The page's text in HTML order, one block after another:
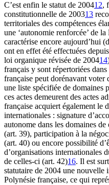
C’est enfin le statut de 200412,
constitutionnelle de 200313
territoriales des compétences
une ‘autonomie renforcée’ de
caractérise encore aujourd’hui
ont en effet été effectuées
loi organique révisée de 200414
français y sont répertoriées
française peut dorénavant voter
une liste spécifiée de domaines
ces actes demeurent des actes
française acquiert également le
internationales : signature
autonome dans les domaines
(art. 39), participation à la
(art. 40) ou encore possibilité
d’organisations internationales
de celles-ci (art. 42)16. Il est
statutaire de 2004 une nouvelle
Polynésie française, ce qui